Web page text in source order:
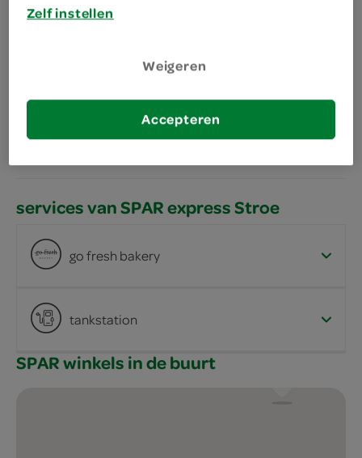
meer services
services van SPAR express Stroe
go fresh bakery
tankstation
SPAR winkels in de buurt
Zelf instellen
Weigeren
Accepteren